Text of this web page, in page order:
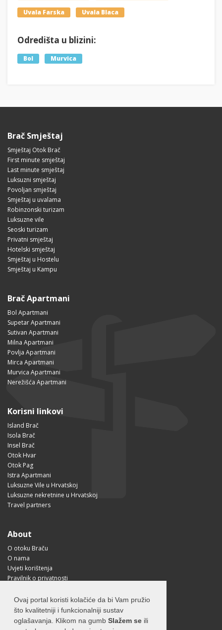
Ovaj portal koristi kolačiće da bi Vam pružio
što kvalitetniji i funkcionalniji sustav
oglašavanja. Klikom na gumb Slažem se ili
Uvala Farska Uvala Blaca
Odredišta u blizini:
Bol Murvica
Brač Smještaj
Smještaj Otok Brač
First minute smještaj
Last minute smještaj
Luksuzni smještaj
Povoljan smještaj
Smještaj u uvalama
Robinzonski turizam
Luksuzne vile
Seoski turizam
Privatni smještaj
Hotelski smještaj
Smještaj u Hostelu
Smještaj u Kampu
Brač Apartmani
Bol Apartmani
Supetar Apartmani
Sutivan Apartmani
Milna Apartmani
Povlja Apartmani
Mirca Apartmani
Murvica Apartmani
Nerežišća Apartmani
Korisni linkovi
Island Brač
Isola Brač
Insel Brač
Otok Hvar
Otok Pag
Istra Apartmani
Luksuzne Vile u Hrvatskoj
Luksuzne nekretnine u Hrvatskoj
Travel partners
About
O otoku Braču
O nama
Uvjeti korištenja
Pravilnik o privatnosti
Kako doći na Brač?
Visit Croatia